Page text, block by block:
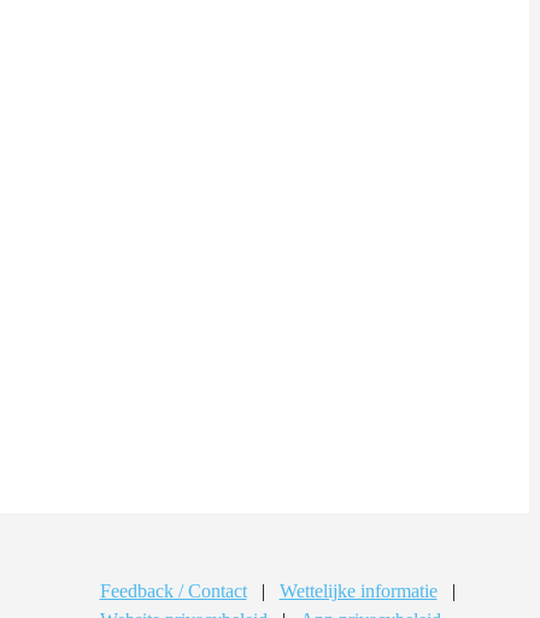
Feedback / Contact | Wettelijke informatie
|